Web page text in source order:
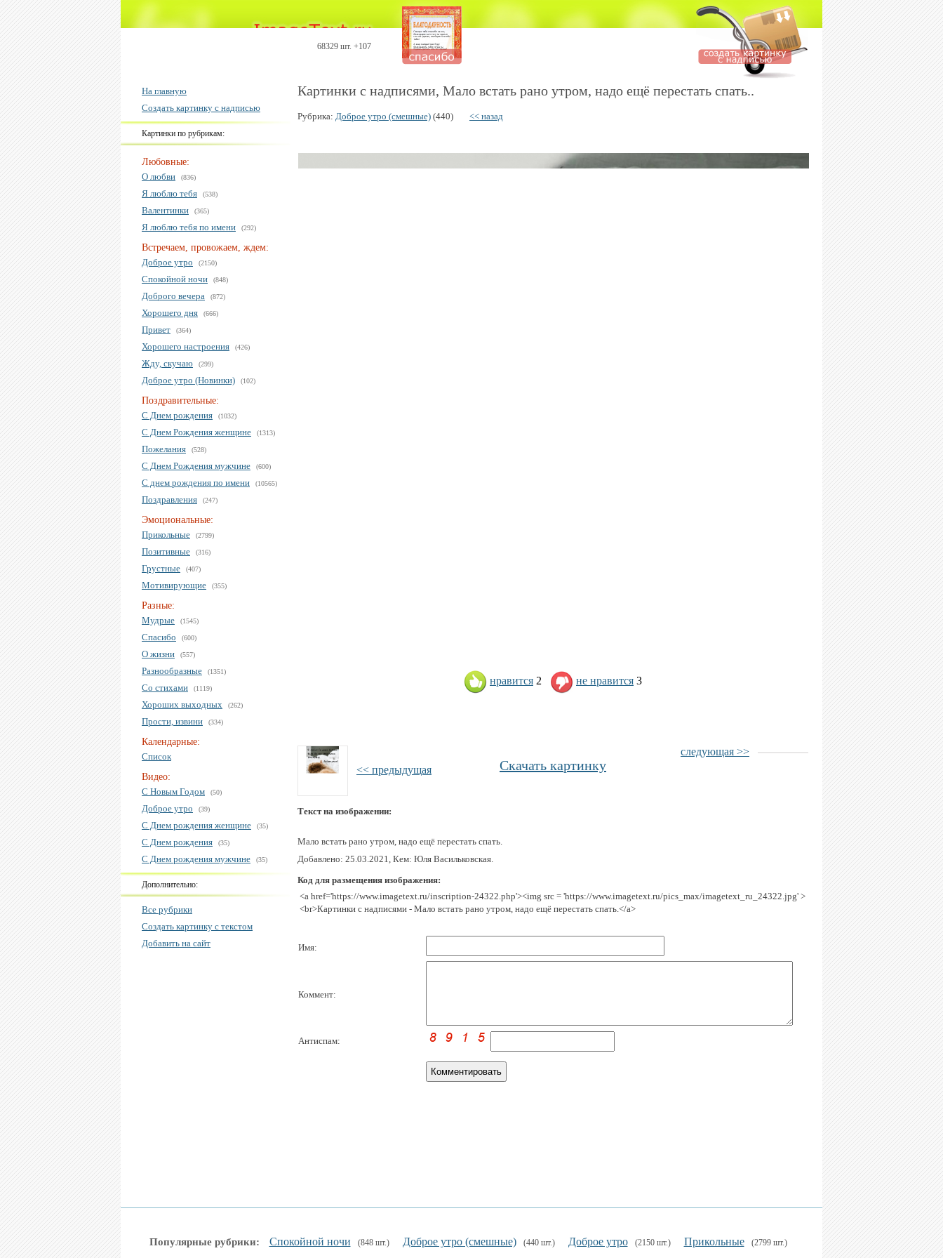
68329 шт. +107
На главную
Создать картинку с надписью
Картинки по рубрикам:
Любовные:
О любви
(836)
Я люблю тебя (538)
Валентинки (365)
Я люблю тебя по имени (292)
Встречаем, провожаем, ждем:
Доброе утро
(2150)
Спокойной ночи (848)
Доброго вечера (872)
Хорошего дня (666)
Привет (364)
Хорошего настроения (426)
Жду, скучаю (299)
Доброе утро (Новинки) (102)
Поздравительные:
С Днем рождения
(1032)
С Днем Рождения женщине (1313)
Пожелания (528)
С Днем Рождения мужчине (600)
С днем рождения по имени (10565)
Поздравления (247)
Эмоциональные:
Прикольные
(2799)
Позитивные (316)
Грустные (407)
Мотивирующие (355)
Разные:
Мудрые
(1545)
Спасибо (600)
О жизни (557)
Разнообразные (1351)
Со стихами (1119)
Хороших выходных (262)
Прости, извини (334)
Календарные:
Список
Видео:
С Новым Годом
(50)
Доброе утро (39)
С Днем рождения женщине (35)
С Днем рождения (35)
С Днем рождения мужчине (35)
Дополнительно:
Все рубрики
Создать картинку с текстом
Добавить на сайт
Картинки с надписями, Мало встать рано утром, надо ещё перестать спать..
Рубрика: Доброе утро (смешные) (440) << назад
нравится 2 не нравится 3
<< предыдущая
следующая >>
Скачать картинку
Текст на изображении:
Мало встать рано утром, надо ещё перестать спать.
Добавлено: 25.03.2021, Кем: Юля Васильковская.
Код для размещения изображения:
<a href='https://www.imagetext.ru/inscription-24322.php'><img src = 'https://www.imagetext.ru/pics_max/imagetext_ru_24322.jpg' >
<br>Картинки с надписями - Мало встать рано утром, надо ещё перестать спать.</a>
Имя:
Коммент:
Антиспам:
Популярные рубрики: Спокойной ночи (848 шт.) Доброе утро (смешные) (440 шт.) Доброе утро (2150 шт.) Прикольные (2799 шт.)